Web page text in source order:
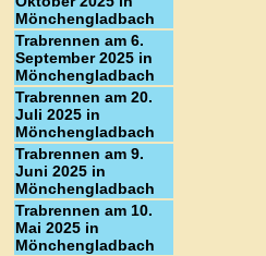
Mönchengladbach
Trabrennen am 6.
September 2025 in
Mönchengladbach
Trabrennen am 20.
Juli 2025 in
Mönchengladbach
Trabrennen am 9.
Juni 2025 in
Mönchengladbach
Trabrennen am 10.
Mai 2025 in
Mönchengladbach